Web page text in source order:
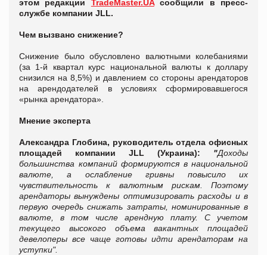
этом редакции TradeMaster.UAсообщили в пресс-
службе компании JLL.
Чем вызвано снижение?
Снижение было обусловлено валютными колебаниями
(за 1-й квартал курс национальной валюты к доллару
снизился на 8,5%) и давлением со стороны арендаторов
на арендодателей в условиях сформировавшегося
«рынка арендатора».
Мнение эксперта
Александра Глобина, руководитель отдела офисных
площадей компании JLL (Украина): "Доходы
большинства компаний формируются в национальной
валюте, а ослабление гривны повысило их
чувствительность к валютным рискам. Поэтому
арендаторы вынуждены оптимизировать расходы и в
первую очередь снижать затраты, номинированные в
валюте, в том числе арендную плату. С учетом
текущего высокого объема вакантных площадей
девелоперы все чаще готовы идти арендаторам на
уступки".